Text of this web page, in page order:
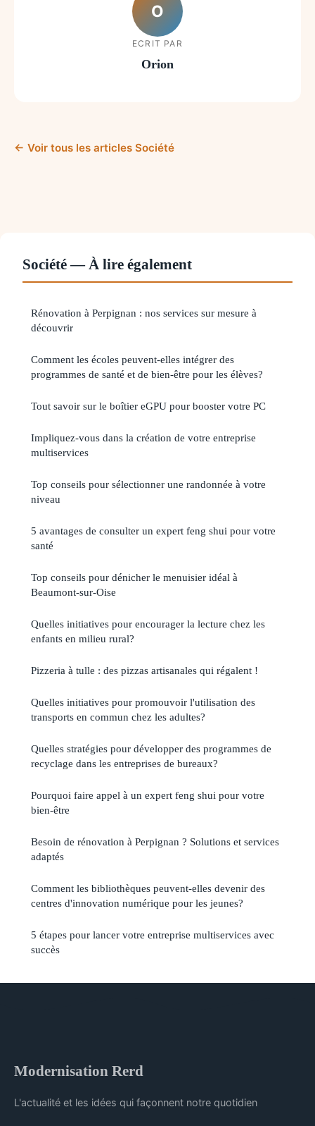
O
ECRIT PAR
Orion
← Voir tous les articles Société
Société — À lire également
Rénovation à Perpignan : nos services sur mesure à
découvrir
Comment les écoles peuvent-elles intégrer des
programmes de santé et de bien-être pour les élèves?
Tout savoir sur le boîtier eGPU pour booster votre PC
Impliquez-vous dans la création de votre entreprise
multiservices
Top conseils pour sélectionner une randonnée à votre
niveau
5 avantages de consulter un expert feng shui pour votre
santé
Top conseils pour dénicher le menuisier idéal à
Beaumont-sur-Oise
Quelles initiatives pour encourager la lecture chez les
enfants en milieu rural?
Pizzeria à tulle : des pizzas artisanales qui régalent !
Quelles initiatives pour promouvoir l'utilisation des
transports en commun chez les adultes?
Quelles stratégies pour développer des programmes de
recyclage dans les entreprises de bureaux?
Pourquoi faire appel à un expert feng shui pour votre
bien-être
Besoin de rénovation à Perpignan ? Solutions et services
adaptés
Comment les bibliothèques peuvent-elles devenir des
centres d'innovation numérique pour les jeunes?
5 étapes pour lancer votre entreprise multiservices avec
succès
Modernisation Rerd
L'actualité et les idées qui façonnent notre quotidien